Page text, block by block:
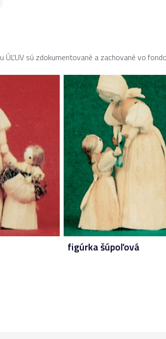
sú zdokumentované a zachované vo
figúrka šúpoľová